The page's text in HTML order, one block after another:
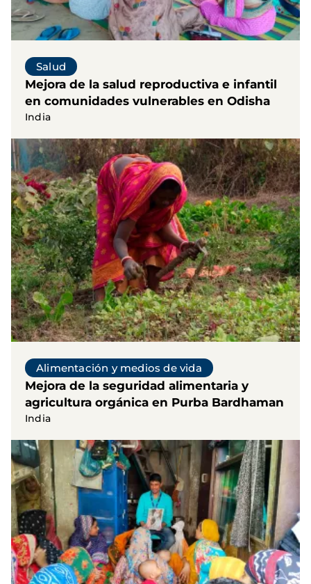
Salud
Mejora de la salud reproductiva e infantil
en comunidades vulnerables en Odisha
India
Alimentación y medios de vida
Mejora de la seguridad alimentaria y
agricultura orgánica en Purba Bardhaman
India